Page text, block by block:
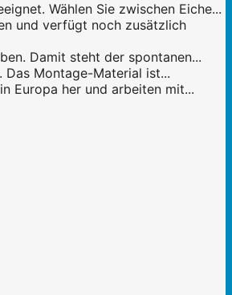
Wählen Sie zwischen Eiche...
und verfügt noch zusätzlich
Damit steht der spontanen...
Montage-Material ist...
Europa her und arbeiten mit...